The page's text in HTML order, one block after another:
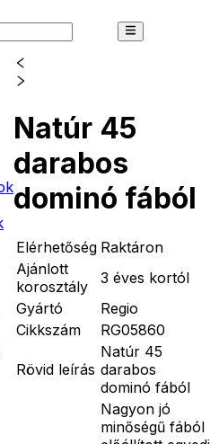
Natúr 45
darabos
dominó fából
Elérhetőség Raktáron
Ajánlott
korosztály
3 éves kortól
Gyártó
Regio
Cikkszám
RG05860
Rövid leírás
Natúr 45
darabos
dominó fából
Nagyon jó
minőségű fából